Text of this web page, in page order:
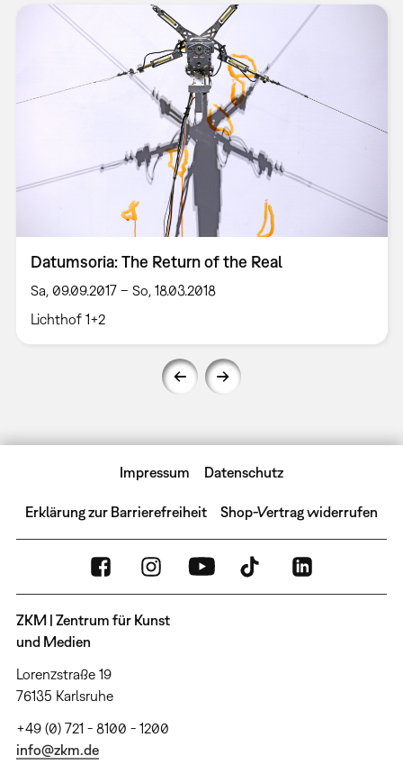
Datumsoria: The Return of the Real
Sa, 09.09.2017 – So, 18.03.2018
Lichthof 1+2
Impressum Datenschutz
Erklärung zur Barrierefreiheit Shop-Vertrag widerrufen
ZKM | Zentrum für Kunst
und Medien
Lorenzstraße 19
76135 Karlsruhe
+49 (0) 721 - 8100 - 1200
info@zkm.de